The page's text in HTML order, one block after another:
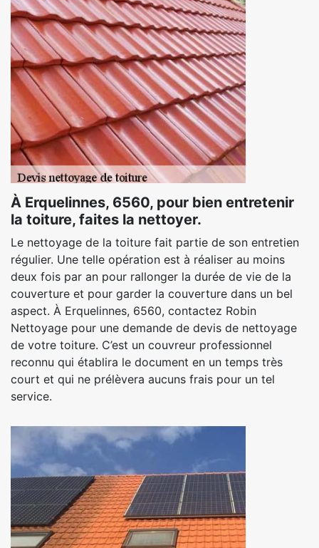
À Erquelinnes, 6560, pour bien entretenir
la toiture, faites la nettoyer.
Le nettoyage de la toiture fait partie de son entretien
régulier. Une telle opération est à réaliser au moins
deux fois par an pour rallonger la durée de vie de la
couverture et pour garder la couverture dans un bel
aspect. À Erquelinnes, 6560, contactez Robin
Nettoyage pour une demande de devis de nettoyage
de votre toiture. C’est un couvreur professionnel
reconnu qui établira le document en un temps très
court et qui ne prélèvera aucuns frais pour un tel
service.